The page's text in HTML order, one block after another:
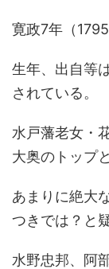
寛政7年（
生年、出自等
されている。
水戸藩老女・
大奥のトップ
あまりに絶大
つきでは？と
水野忠邦、阿